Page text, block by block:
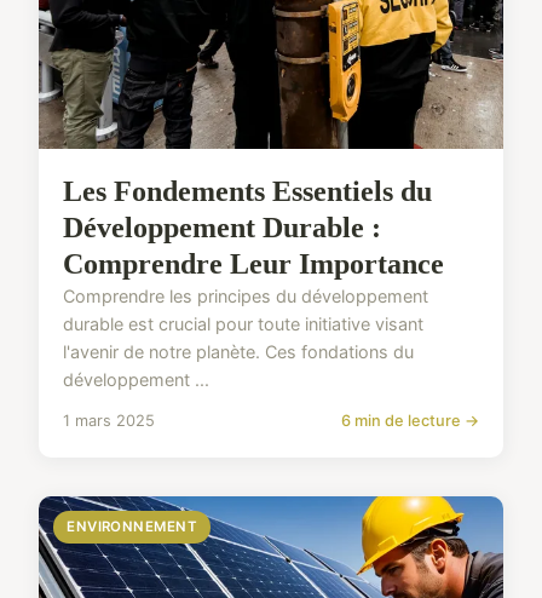
Les Fondements Essentiels du
Développement Durable :
Comprendre Leur Importance
Comprendre les principes du développement
durable est crucial pour toute initiative visant
l'avenir de notre planète. Ces fondations du
développement ...
1 mars 2025 6 min de lecture →
ENVIRONNEMENT